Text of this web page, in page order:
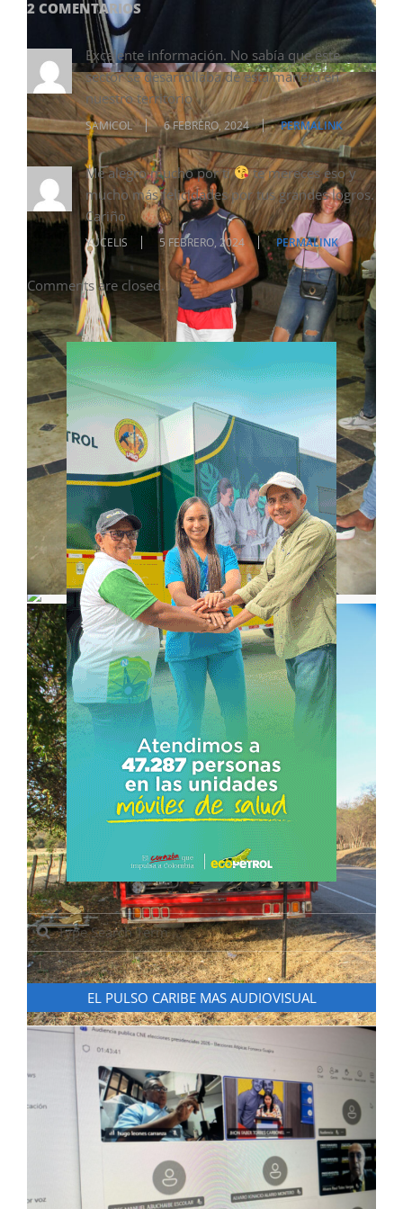
2 COMENTARIOS
Excelente información. No sabía que este
sector se desarrollaba de esta manera en
nuestro territorio
SAMICOL 6 FEBRERO, 2024 PERMALINK
Me alegro mucho por ti
te mereces eso y
mucho más felicidades por tus grandes logros.
Cariño
YUCELIS 5 FEBRERO, 2024 PERMALINK
Comments are closed.
Search
EL PULSO CARIBE MAS AUDIOVISUAL